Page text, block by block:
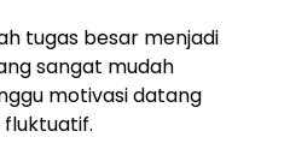
tugas besar menjadi
sangat mudah
motivasi datang